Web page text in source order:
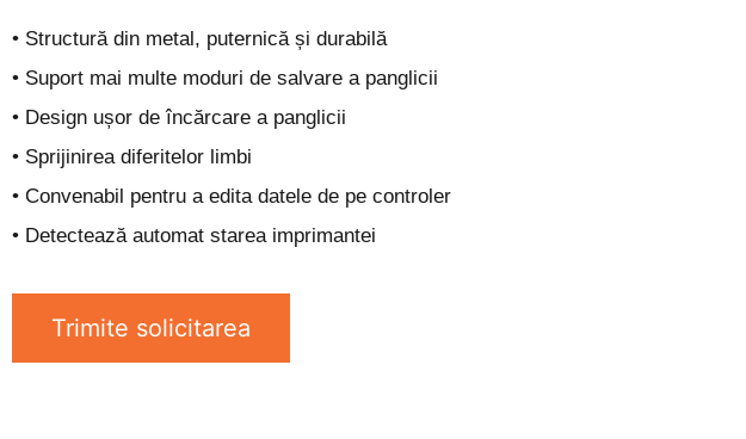
• Structură din metal, puternică și durabilă
• Suport mai multe moduri de salvare a panglicii
• Design ușor de încărcare a panglicii
• Sprijinirea diferitelor limbi
• Convenabil pentru a edita datele de pe controler
• Detectează automat starea imprimantei
Trimite solicitarea